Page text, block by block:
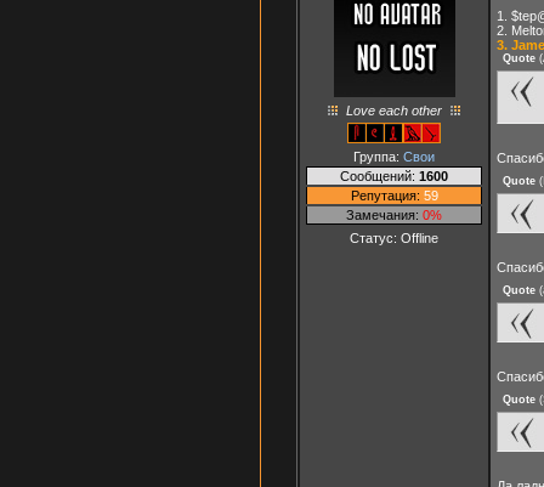
Love each other
Группа: Свои
Сообщений: 1600
Репутация: 59
Замечания: 0%
Статус: Offline
1.
2.
3.
Quote (
Quote (
Quote (
Quote (